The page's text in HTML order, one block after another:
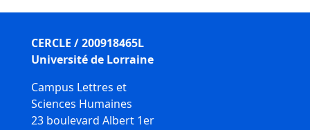
CERCLE / 200918465L
Université de Lorraine
Campus Lettres et
Sciences Humaines
23 boulevard Albert 1er